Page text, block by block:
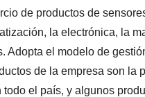
de productos de
la electrónica, la
Adopta el modelo de
de la empresa son
el país, y algunos